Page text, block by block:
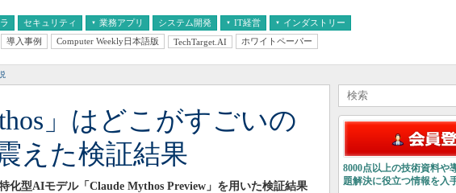
セキュリティ 業務アプリ
AI
システム開発 IT経営
経営とIT
インダストリー
医療IT
導入事例 Computer Weekly日本語版 TechTarget.AI ホワイトペーパー
」はどこがすごいの
えた検証結果
化型AIモデル「Claude Mythos Preview」を用いた検証結果
8000点以上の技術資料や
題解決に役立つ情報を入